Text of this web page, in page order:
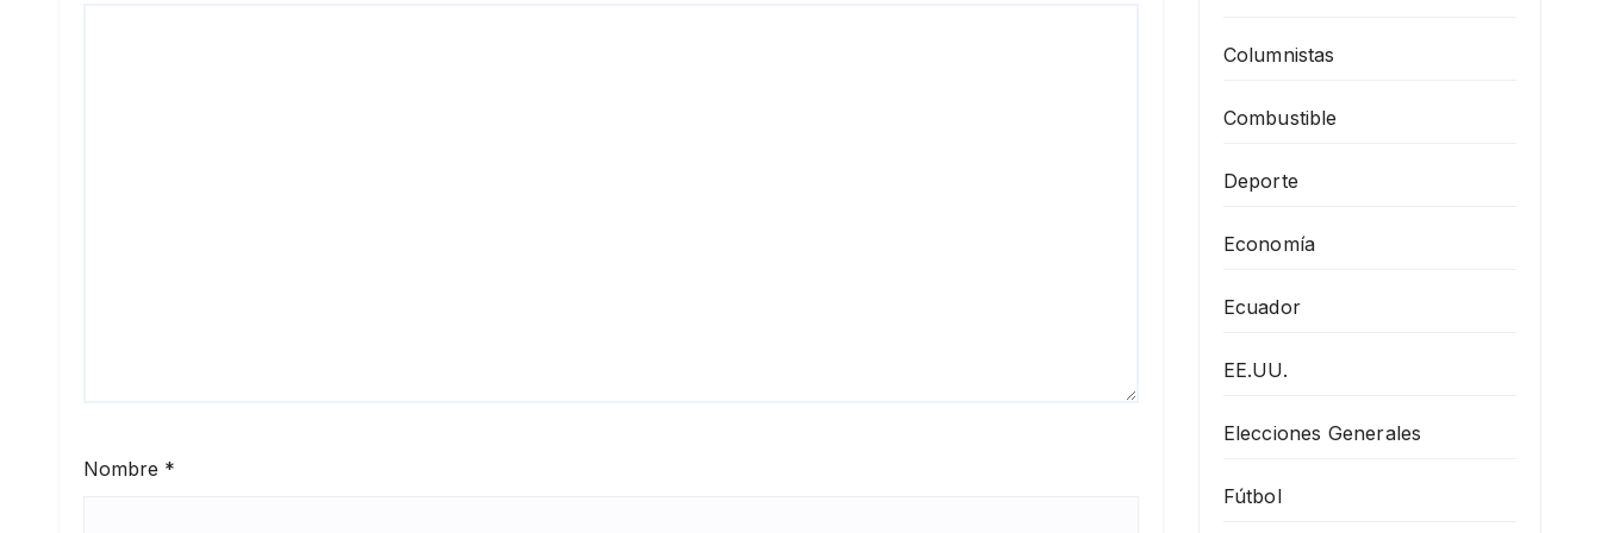
Nombre *
Columnistas
Combustible
Deporte
Economía
Ecuador
EE.UU.
Elecciones Generales
Fútbol